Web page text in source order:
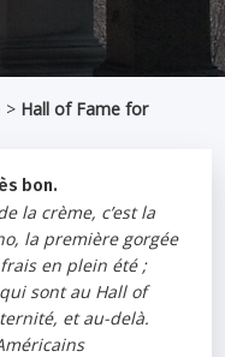
> Hall of Fame for
bon.
la crème, c’est la
la première gorgée
en plein été ;
sont au Hall of
et au-delà.